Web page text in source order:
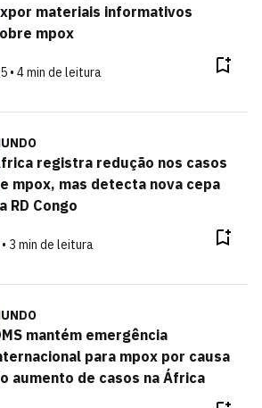
materiais informativos
mpox
• 4 min de leitura
registra redução nos casos
mpox, mas detecta nova cepa
RD Congo
3 min de leitura
mantém emergência
para mpox por causa
aumento de casos na África